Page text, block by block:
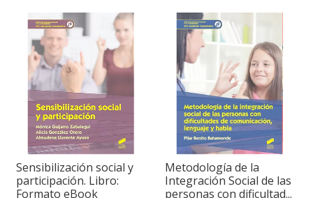
Sensibilización social y
participación. Libro:
Formato eBook
Metodología de la
Integración Social de las
personas con dificultad...